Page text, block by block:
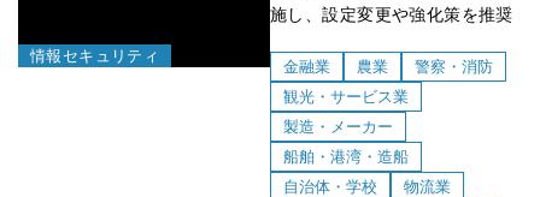
情報セキュリティ
施し、設定変更や強化策を推奨
金融業 農業
警察・消防
観光・サービス業
製造・メーカー
船舶・港湾・造船
自治体・学校
物流業